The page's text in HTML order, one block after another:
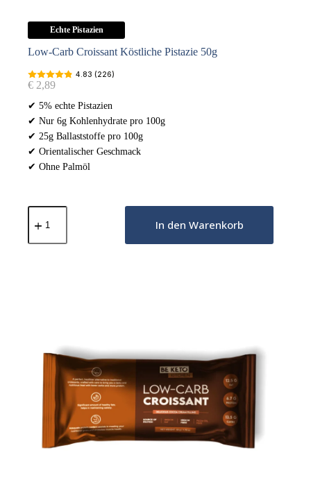
Echte Pistazien
Low-Carb Croissant Köstliche Pistazie 50g
4.83 (226)
€ 2,89
✔ 5% echte Pistazien
✔ Nur 6g Kohlenhydrate pro 100g
✔ 25g Ballaststoffe pro 100g
✔ Orientalischer Geschmack
✔ Ohne Palmöl
Low-
Carb
Köstliche
In den Warenkorb